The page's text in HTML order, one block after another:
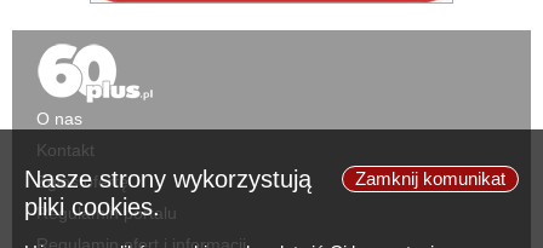
Zamknij komunikat
Nasze strony wykorzystują
pliki cookies.
O nas
Kontakt
Zgłoś ofertę
Regulamin portalu
Regulamin ofert i informacji